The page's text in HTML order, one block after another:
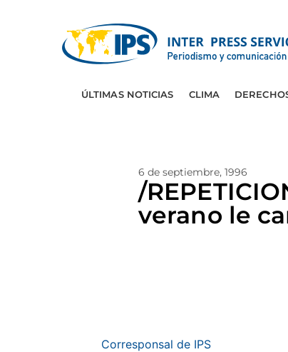
ÚLTIMAS NOTICIAS CLIMA
6 de septiembre, 1996
/
verano le
Corresponsal de IPS